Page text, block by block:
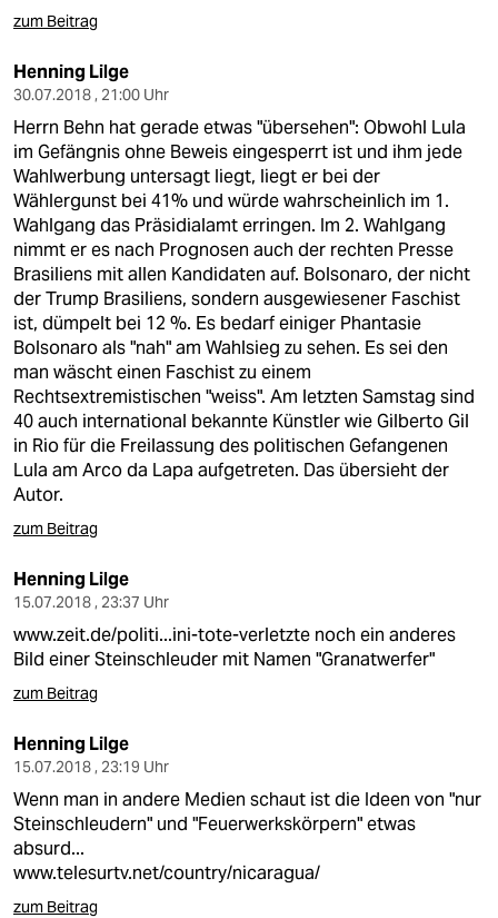
zum Beitrag
Henning Lilge
30.07.2018 , 21:00 Uhr
Herrn Behn hat gerade etwas "übersehen": Obwohl Lula
im Gefängnis ohne Beweis eingesperrt ist und ihm jede
Wahlwerbung untersagt liegt, liegt er bei der
Wählergunst bei 41% und würde wahrscheinlich im 1.
Wahlgang das Präsidialamt erringen. Im 2. Wahlgang
nimmt er es nach Prognosen auch der rechten Presse
Brasiliens mit allen Kandidaten auf. Bolsonaro, der nicht
der Trump Brasiliens, sondern ausgewiesener Faschist
ist, dümpelt bei 12 %. Es bedarf einiger Phantasie
Bolsonaro als "nah" am Wahlsieg zu sehen. Es sei den
man wäscht einen Faschist zu einem
Rechtsextremistischen "weiss". Am letzten Samstag sind
40 auch international bekannte Künstler wie Gilberto Gil
in Rio für die Freilassung des politischen Gefangenen
Lula am Arco da Lapa aufgetreten. Das übersieht der
Autor.
zum Beitrag
Henning Lilge
15.07.2018 , 23:37 Uhr
www.zeit.de/politi...ini-tote-verletzte noch ein anderes
Bild einer Steinschleuder mit Namen "Granatwerfer"
zum Beitrag
Henning Lilge
15.07.2018 , 23:19 Uhr
Wenn man in andere Medien schaut ist die Ideen von "nur
Steinschleudern" und "Feuerwerkskörpern" etwas
absurd...
www.telesurtv.net/country/nicaragua/
zum Beitrag